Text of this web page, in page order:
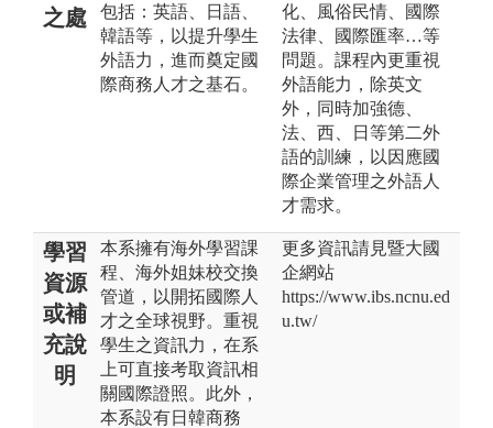
之處
包括：英語、日語、
韓語等，以提升學生
外語力，進而奠定國
際商務人才之基石。
化、風俗民情、國際
法律、國際匯率…等
問題。課程內更重視
外語能力，除英文
外，同時加強德、
法、西、日等第二外
語的訓練，以因應國
際企業管理之外語人
才需求。
學習
資源
或補
充說
明
本系擁有海外學習課
程、海外姐妹校交換
管道，以開拓國際人
才之全球視野。重視
學生之資訊力，在系
上可直接考取資訊相
關國際證照。此外，
本系設有日韓商務
更多資訊請見暨大國
企網站
https://www.ibs.ncnu.ed
u.tw/